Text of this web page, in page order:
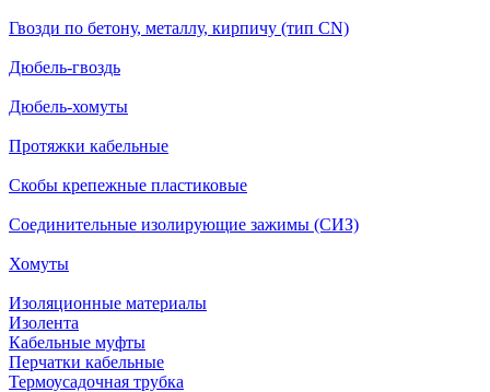
Гвозди по бетону, металлу, кирпичу (тип CN)
Дюбель-гвоздь
Дюбель-хомуты
Протяжки кабельные
Скобы крепежные пластиковые
Соединительные изолирующие зажимы (СИЗ)
Хомуты
Изоляционные материалы
Изолента
Кабельные муфты
Перчатки кабельные
Термоусадочная трубка